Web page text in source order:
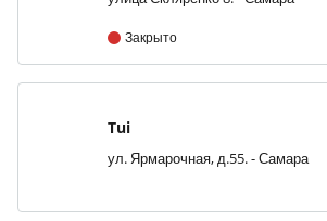
Закрыто
Tui
ул. Ярмарочная, д.55. - Самара